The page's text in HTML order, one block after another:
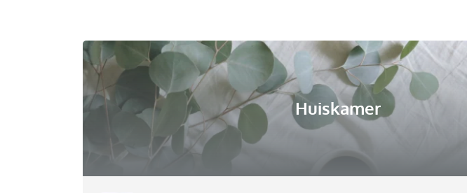
Huiskamer